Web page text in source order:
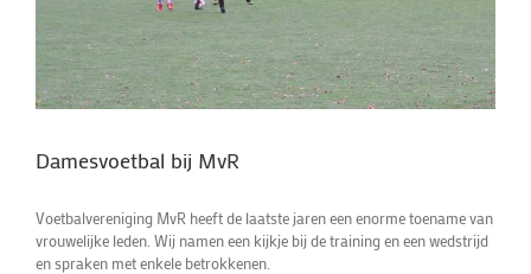
Damesvoetbal bij MvR
Voetbalvereniging MvR heeft de laatste jaren een enorme toename van
vrouwelijke leden. Wij namen een kijkje bij de training en een wedstrijd
en spraken met enkele betrokkenen.